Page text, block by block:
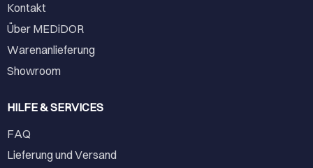
Kontakt
Über MEDiDOR
Warenanlieferung
Showroom
HILFE & SERVICES
FAQ
Lieferung und Versand